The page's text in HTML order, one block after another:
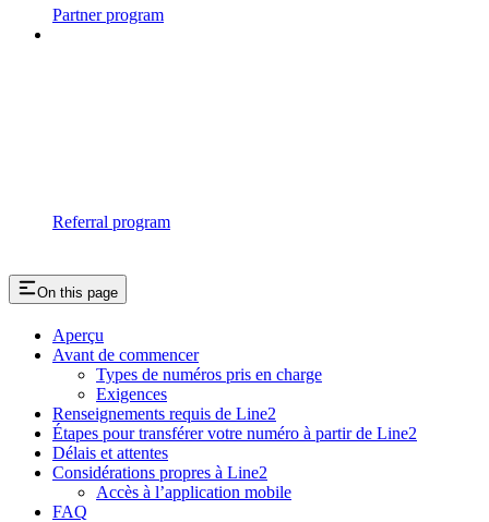
Partner program
Referral program
On this page
Aperçu
Avant de commencer
Types de numéros pris en charge
Exigences
Renseignements requis de Line2
Étapes pour transférer votre numéro à partir de Line2
Délais et attentes
Considérations propres à Line2
Accès à l’application mobile
FAQ